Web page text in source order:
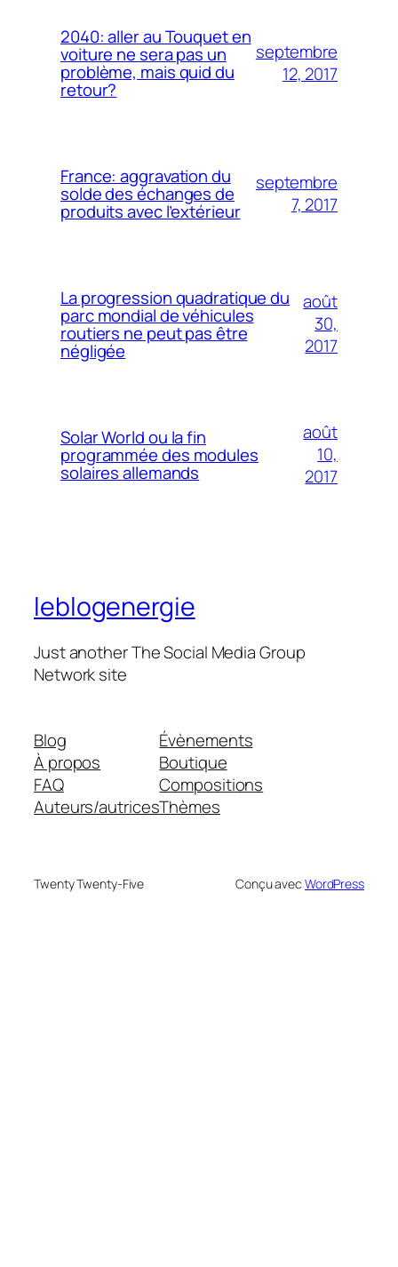
2040: aller au Touquet en
voiture ne sera pas un
problème, mais quid du
retour?
septembre
12, 2017
France: aggravation du
solde des échanges de
produits avec l’extérieur
septembre
7, 2017
La progression quadratique du
parc mondial de véhicules
routiers ne peut pas être
négligée
août
30,
2017
Solar World ou la fin
programmée des modules
solaires allemands
août
10,
2017
leblogenergie
Just another The Social Media Group
Network site
Blog
À propos
FAQ
Auteurs/autrices
Évènements
Boutique
Compositions
Thèmes
Twenty Twenty-Five Conçu avec WordPress